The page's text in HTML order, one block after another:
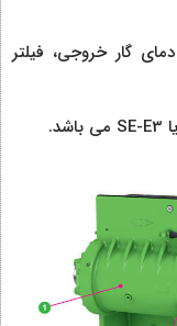
گار خروجی، فیلتر